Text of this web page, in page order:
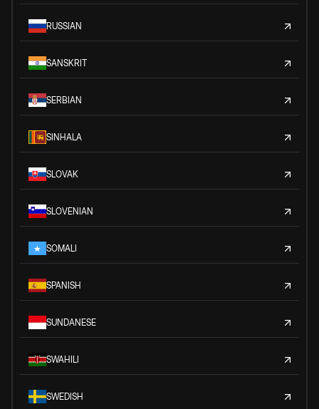
RUSSIAN
SANSKRIT
SERBIAN
SINHALA
SLOVAK
SLOVENIAN
SOMALI
SPANISH
SUNDANESE
SWAHILI
SWEDISH